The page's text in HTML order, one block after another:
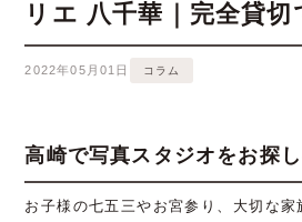
リエ 八千華｜完全貸切
2022年05月01日 コラム
高崎で写真スタジオをお探
お子様の七五三やお宮参り、大切な